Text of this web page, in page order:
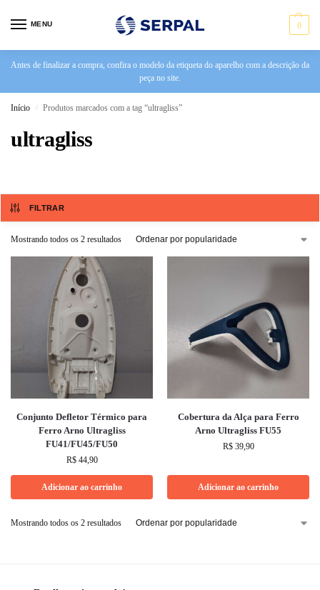
MENU 0
Antes de finalizar a compra, confira o modelo da etiqueta do aparelho com a descrição da
peça no site.
Início / Produtos marcados com a tag “ultragliss”
ultragliss
FILTRAR
Mostrando todos os 2 resultados
Conjunto Defletor Térmico para
Ferro Arno Ultragliss
FU41/FU45/FU50
R$44,90
Adicionar ao carrinho
Cobertura da Alça para Ferro
Arno Ultragliss FU55
R$39,90
Adicionar ao carrinho
Mostrando todos os 2 resultados